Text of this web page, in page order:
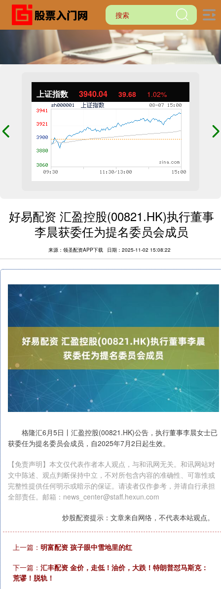
上证指数 3940.04 39.68 1.02%
好易配资 汇盈控股(00821.HK)执行董事
李晨获委任为提名委员会成员
来源：领圣配资APP下载 日期：2025-11-02 15:08:22
格隆汇6月5日丨汇盈控股(00821.HK)公告，执行董事李晨女士已
获委任为提名委员会成员，自2025年7月2日起生效。
【免责声明】本文仅代表作者本人观点，与和讯网无关。和讯网站对
文中陈述、观点判断保持中立，不对所包含内容的准确性、可靠性或
完整性提供任何明示或暗示的保证。请读者仅作参考，并请自行承担
全部责任。邮箱：news_center@staff.hexun.com
炒股配资提示：文章来自网络，不代表本站观点。
上一篇： 明富配资 孩子眼中雪地里的红
下一篇： 汇丰配资 金价，走低！油价，大跌！特朗普怼马斯克：
荒谬！脱轨！